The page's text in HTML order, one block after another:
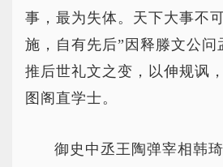
事，最为失体。天下大事不
施，自有先后”因释滕文公问
推后世礼文之变，以伸规讽
图阁直学士。
御史中丞王陶弹宰相韩